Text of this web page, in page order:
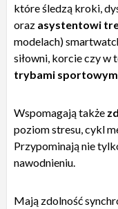
które śledzą kroki,
oraz asystentowi
modelach)
siłowni, korcie czy w
trybami
Wspomagają także
poziom stresu, cykl
Przypominają nie
nawodnieniu.
Mają zdolność